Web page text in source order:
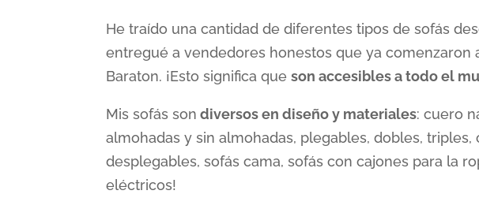
He traído una cantidad de diferentes tipos de sofás
entregué a vendedores honestos que ya comenzaron
Baraton. ¡Esto significa queson accesibles a todo el
Mis sofás son diversos en diseño y materiales: cuero
almohadas y sin almohadas, plegables, dobles,
desplegables, sofás cama, sofás con cajones para la
eléctricos!